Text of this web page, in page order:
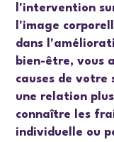
l'intervention
l'image
dans
bien-être, vous
causes de votre
une relation
connaître les
individuelle ou